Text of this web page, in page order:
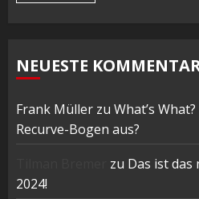
NEUESTE
Frank Müller zu What’s
Recurve-Bogen aus?
zu Das ist
2024!